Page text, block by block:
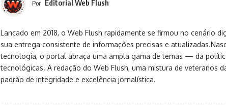
Por Editorial Web Flush
Lançado em 2018, o Web Flush rapidamente se firmou no cenário
sua entrega consistente de informações precisas e
tecnologia, o portal abraça uma ampla gama de temas — da
tecnológicas. A redação do Web Flush, uma mistura de veteranos
padrão de integridade e excelência jornalística.